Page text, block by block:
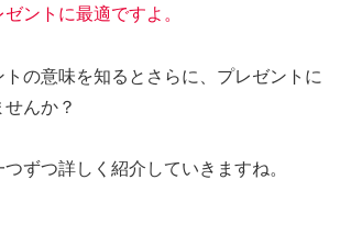
ントに最適ですよ。
トの意味を知るとさらに、プレゼントに
んか？
ずつ詳しく紹介していきますね。